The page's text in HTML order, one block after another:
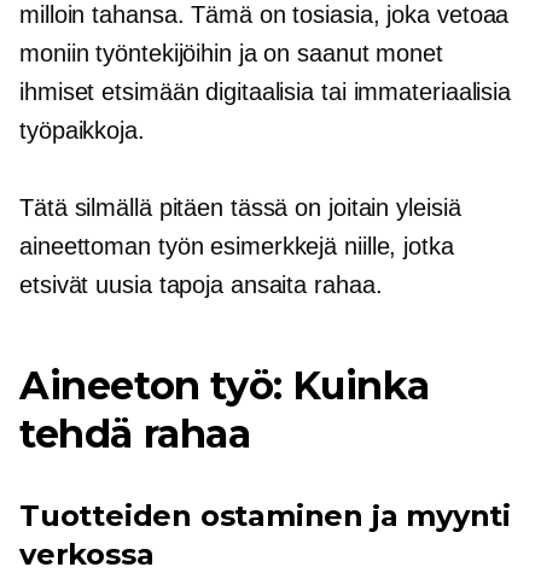
milloin tahansa. Tämä on tosiasia, joka vetoaa
moniin työntekijöihin ja on saanut monet
ihmiset etsimään digitaalisia tai immateriaalisia
työpaikkoja.
Tätä silmällä pitäen tässä on joitain yleisiä
aineettoman työn esimerkkejä niille, jotka
etsivät uusia tapoja ansaita rahaa.
Aineeton työ: Kuinka
tehdä rahaa
Tuotteiden ostaminen ja myynti
verkossa